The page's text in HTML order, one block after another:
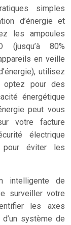
simples
d’énergie et
les ampoules
(jusqu’à 80%
en veille
utilisez
optez pour des
énergétique
peut vous
votre facture
électrique
pour éviter les
intelligente de
surveiller votre
les axes
système de